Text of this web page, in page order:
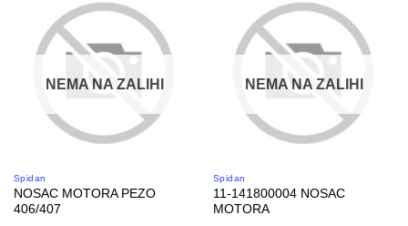
NEMA NA ZALIHI
Spidan
NOSAC MOTORA PEZO
406/407
NEMA NA ZALIHI
Spidan
11-141800004 NOSAC
MOTORA